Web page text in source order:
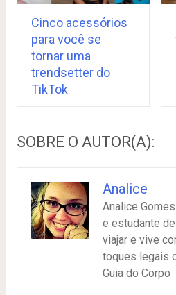
Cinco acessórios
para você se
tornar uma
trendsetter do
TikTok
SOBRE O AUTOR(A):
Analice
Analice
e estudante
viajar e vive
toques legais
Guia do Corpo